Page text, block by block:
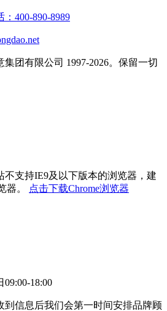
400-890-8989
团有限公司 1997-2026。保留一切
不支持IE9及以下版本的浏览器，建
器。
点击下载Chrome浏览器
18:00
到信息后我们会第一时间安排品牌顾